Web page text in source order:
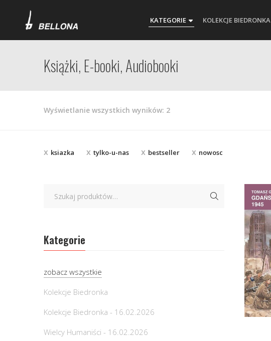
KATEGORIE KOLEKCJE BIEDRONKA
Książki, E-booki, Audiobooki
Wyświetlanie wszystkich wyników: 2Posortowane
ksiazka tylko-u-nas bestseller nowosc
Kategorie
zobacz wszystkie
Kolekcje Biedronka
Kolekcje Biedronka - 16.02.2026
Wielcy Humaniści - 16.02.2026